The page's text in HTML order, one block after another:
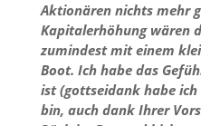
Aktionären nichts mehr
Kapitalerhöhung wären
zumindest mit einem
Boot. Ich habe das
ist (gottseidank habe ich
bin, auch dank Ihrer